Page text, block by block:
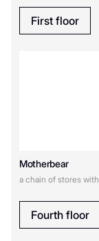
First floor
Motherbear
a chain of stores
Fourth floor